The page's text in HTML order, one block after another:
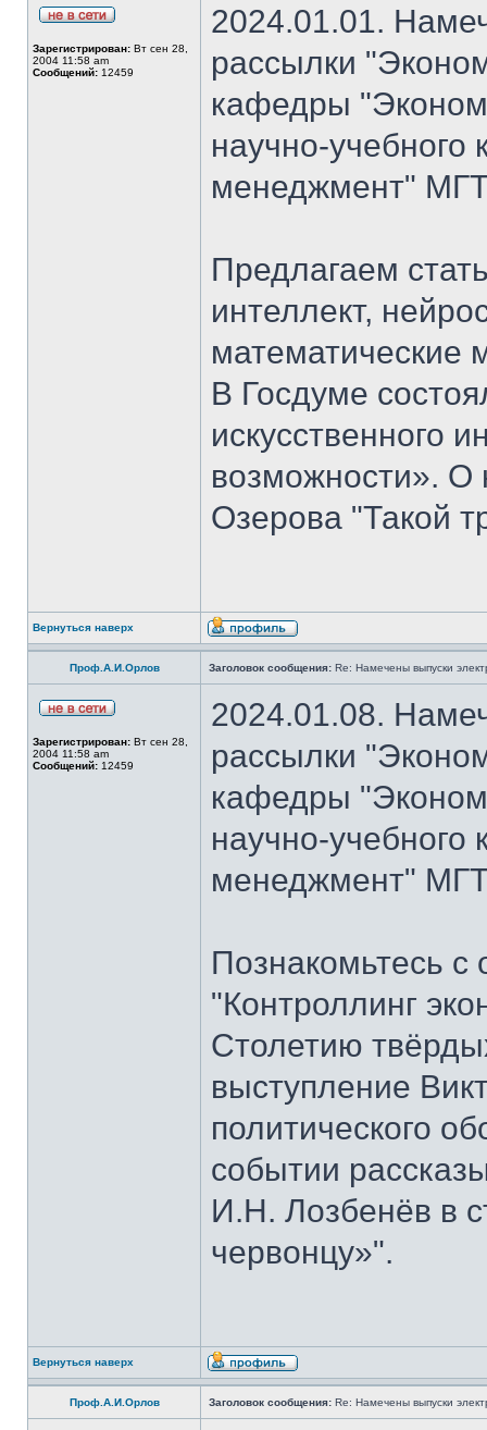
Зарегистрирован: Вт сен 28,
2004 11:58 am
Сообщений: 12459
2024.01.01.
рассылки
кафедры
научно-
менеджмент"
Предлагаем
интеллект,
математические
В Госдуме
искусственного
возможности». О
Озерова "Такой
Вернуться наверх
Проф.А.И.Орлов Заголовок сообщения: Re: Намечены выпуски
Зарегистрирован: Вт сен 28,
2004 11:58 am
Сообщений: 12459
2024.01.08.
рассылки
кафедры
научно-
менеджмент"
Познакомьтесь
"Контроллинг
Столетию
выступление
политического
событии
И.Н. Лозбенёв в
червонцу»".
Вернуться наверх
Проф.А.И.Орлов Заголовок сообщения: Re: Намечены выпуски